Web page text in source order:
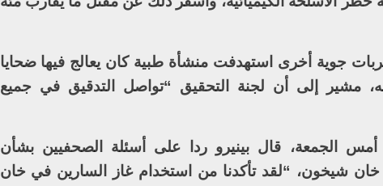
جوية أخرى استهدفت منشأة طبية كان يعالج فيها ضحايا
مشير إلى أن لجنة التحقيق “تواصل التدقيق في جميع
الجمعة، قال بينيرو ردا على أسئلة الصحفيين بشأن
خان شيخون، “لقد تأكدنا من استخدام غاز السارين في خان